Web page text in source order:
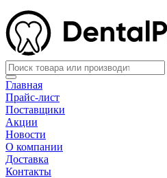
Главная
Прайс-лист
Поставщики
Акции
Новости
О компании
Доставка
Контакты